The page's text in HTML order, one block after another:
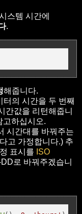
스템 시간에
.
해줍니다.
의 시간을 두 번째
간값을 리턴해줍니
고하십시오.
시간대를 바꿔주는
고 가정합니다.) 추
표시를 ISO
로 바꿔주겠습니